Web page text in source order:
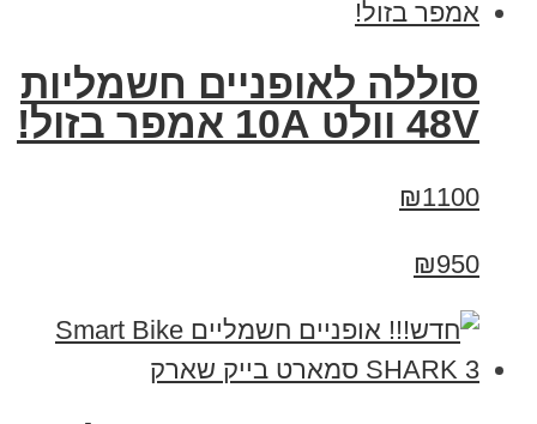
סוללה לאופניים חשמליות
48V וולט 10A אמפר בזול!
₪1100
₪950